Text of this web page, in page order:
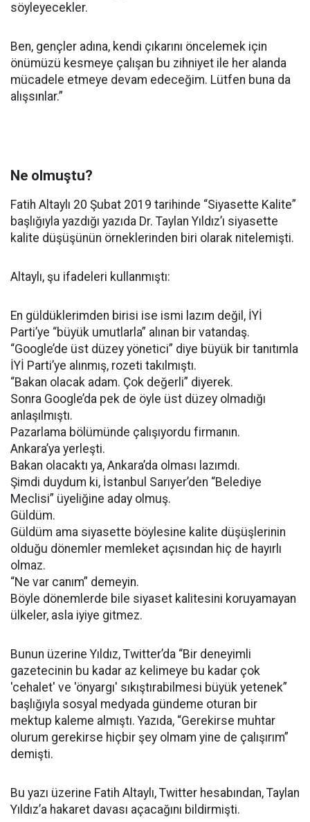
söyleyecekler.
Ben, gençler adına, kendi çıkarını öncelemek için
önümüzü kesmeye çalışan bu zihniyet ile her alanda
mücadele etmeye devam edeceğim. Lütfen buna da
alışsınlar.”
Ne olmuştu?
Fatih Altaylı 20 Şubat 2019 tarihinde “Siyasette Kalite”
başlığıyla yazdığı yazıda Dr. Taylan Yıldız’ı siyasette
kalite düşüşünün örneklerinden biri olarak nitelemişti.
Altaylı, şu ifadeleri kullanmıştı:
En güldüklerimden birisi ise ismi lazım değil, İYİ
Parti’ye “büyük umutlarla” alınan bir vatandaş.
“Google’de üst düzey yönetici” diye büyük bir tanıtımla
İYİ Parti’ye alınmış, rozeti takılmıştı.
“Bakan olacak adam. Çok değerli” diyerek.
Sonra Google’da pek de öyle üst düzey olmadığı
anlaşılmıştı.
Pazarlama bölümünde çalışıyordu firmanın.
Ankara’ya yerleşti.
Bakan olacaktı ya, Ankara’da olması lazımdı.
Şimdi duydum ki, İstanbul Sarıyer’den “Belediye
Meclisi” üyeliğine aday olmuş.
Güldüm.
Güldüm ama siyasette böylesine kalite düşüşlerinin
olduğu dönemler memleket açısından hiç de hayırlı
olmaz.
“Ne var canım” demeyin.
Böyle dönemlerde bile siyaset kalitesini koruyamayan
ülkeler, asla iyiye gitmez.
Bunun üzerine Yıldız, Twitter’da “​Bir deneyimli
gazetecinin bu kadar az kelimeye bu kadar çok
'cehalet' ve 'önyargı' sıkıştırabilmesi büyük yetenek”
başlığıyla sosyal medyada gündeme oturan bir
mektup kaleme almıştı. Yazıda, “Gerekirse muhtar
olurum gerekirse hiçbir şey olmam yine de çalışırım”
demişti.
Bu yazı üzerine Fatih Altaylı, Twitter hesabından, Taylan
Yıldız’a hakaret davası açacağını bildirmişti.